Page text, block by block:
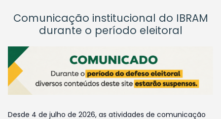
Comunicação institucional do IBRAM
durante o período eleitoral
Desde 4 de julho de 2026, as atividades de comunicação